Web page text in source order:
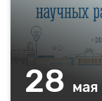
28 мая